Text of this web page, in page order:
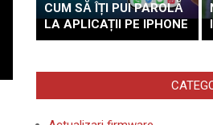
CUM SĂ ÎȚI PUI PAROLĂ
LA APLICAȚII PE IPHONE